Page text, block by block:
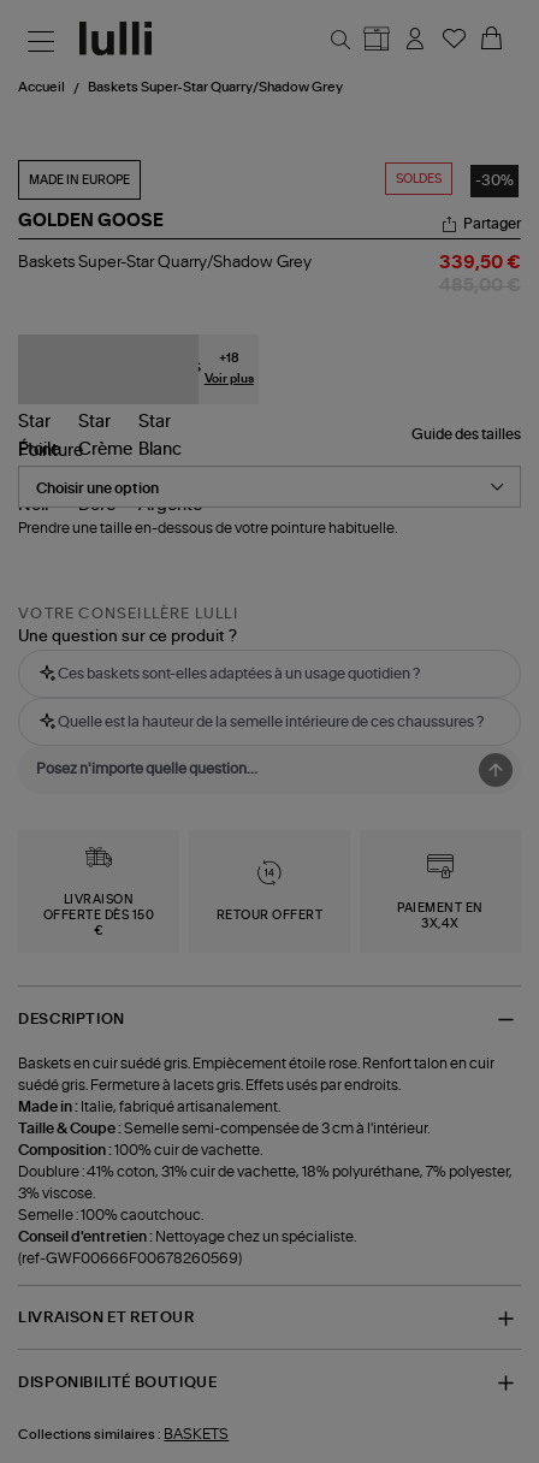
Accueil Baskets Super-Star Quarry/Shadow Grey
SOLDES -30%
MADE IN EUROPE
GOLDEN GOOSE
Baskets
Partager
Baskets Super-Star Quarry/Shadow Grey 339,50 €
+18
Voir plus
Guide des tailles
Pointure
Prendre une taille en-dessous de votre pointure habituelle.
VOTRE CONSEILLÈRE LULLI
Une question sur ce produit ?
Ces baskets sont-elles adaptées à un usage quotidien ?
Quelle est la hauteur de la semelle intérieure de ces chaussures ?
LIVRAISON
OFFERTE DÈS 150
€
RETOUR OFFERT
PAIEMENT EN
3X,4X
DESCRIPTION
Baskets en cuir suédé gris. Empiècement étoile rose. Renfort talon en cuir
suédé gris. Fermeture à lacets gris. Effets usés par endroits.
Made in : Italie, fabriqué artisanalement.
Taille & Coupe :Semelle semi-compensée de 3 cm à l'intérieur.
Composition :100% cuir de vachette.
Doublure : 41% coton, 31% cuir de vachette, 18% polyuréthane, 7% polyester,
3% viscose.
Semelle : 100% caoutchouc.
Conseil d'entretien : Nettoyage chez un spécialiste.
(ref-GWF00666F00678260569)
LIVRAISON ET RETOUR
DISPONIBILITÉ BOUTIQUE
Collections similaires : BASKETS